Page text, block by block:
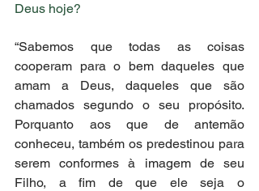
Deus hoje?
“Sabemos que todas as coisas
cooperam para o bem daqueles que
amam a Deus, daqueles que são
chamados segundo o seu propósito.
Porquanto aos que de antemão
conheceu, também os predestinou para
serem conformes à imagem de seu
Filho, a fim de que ele seja o